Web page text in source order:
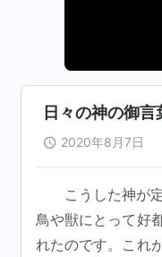
日々の神の御
2020年8月7日
こうした神が
鳥や獣にとって好
れたのです。これ